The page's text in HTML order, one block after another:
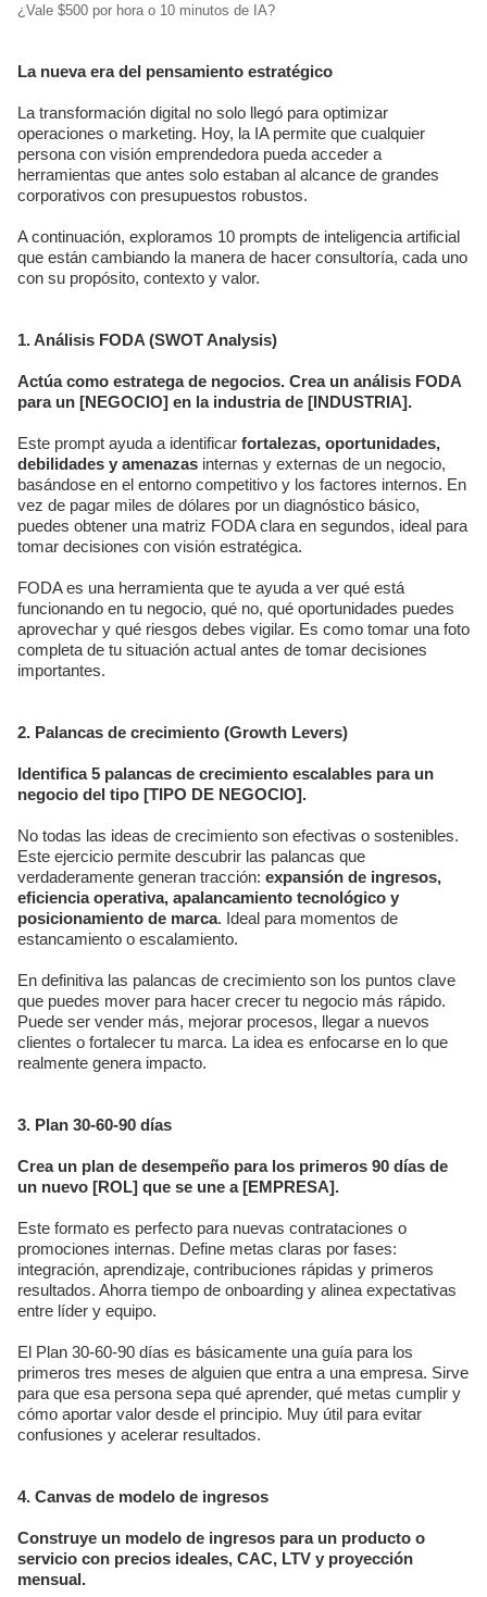
¿Vale $500 por hora o 10 minutos de IA?
La nueva era del pensamiento estratégico
La transformación digital no solo llegó para optimizar
operaciones o marketing. Hoy, la IA permite que cualquier
persona con visión emprendedora pueda acceder a
herramientas que antes solo estaban al alcance de grandes
corporativos con presupuestos robustos.
A continuación, exploramos 10 prompts de inteligencia artificial
que están cambiando la manera de hacer consultoría, cada uno
con su propósito, contexto y valor.
1. Análisis FODA (SWOT Analysis)
Actúa como estratega de negocios. Crea un análisis FODA
para un [NEGOCIO] en la industria de [INDUSTRIA].
Este prompt ayuda a identificar fortalezas, oportunidades,
debilidades y amenazas internas y externas de un negocio,
basándose en el entorno competitivo y los factores internos. En
vez de pagar miles de dólares por un diagnóstico básico,
puedes obtener una matriz FODA clara en segundos, ideal para
tomar decisiones con visión estratégica.
FODA es una herramienta que te ayuda a ver qué está
funcionando en tu negocio, qué no, qué oportunidades puedes
aprovechar y qué riesgos debes vigilar. Es como tomar una foto
completa de tu situación actual antes de tomar decisiones
importantes.
2. Palancas de crecimiento (Growth Levers)
Identifica 5 palancas de crecimiento escalables para un
negocio del tipo [TIPO DE NEGOCIO].
No todas las ideas de crecimiento son efectivas o sostenibles.
Este ejercicio permite descubrir las palancas que
verdaderamente generan tracción: expansión de ingresos,
eficiencia operativa, apalancamiento tecnológico y
posicionamiento de marca. Ideal para momentos de
estancamiento o escalamiento.
En definitiva las palancas de crecimiento son los puntos clave
que puedes mover para hacer crecer tu negocio más rápido.
Puede ser vender más, mejorar procesos, llegar a nuevos
clientes o fortalecer tu marca. La idea es enfocarse en lo que
realmente genera impacto.
3. Plan 30-60-90 días
Crea un plan de desempeño para los primeros 90 días de
un nuevo [ROL] que se une a [EMPRESA].
Este formato es perfecto para nuevas contrataciones o
promociones internas. Define metas claras por fases:
integración, aprendizaje, contribuciones rápidas y primeros
resultados. Ahorra tiempo de onboarding y alinea expectativas
entre líder y equipo.
El Plan 30-60-90 días es básicamente una guía para los
primeros tres meses de alguien que entra a una empresa. Sirve
para que esa persona sepa qué aprender, qué metas cumplir y
cómo aportar valor desde el principio. Muy útil para evitar
confusiones y acelerar resultados.
4. Canvas de modelo de ingresos
Construye un modelo de ingresos para un producto o
servicio con precios ideales, CAC, LTV y proyección
mensual.